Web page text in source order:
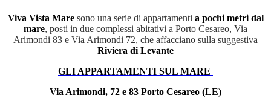
Viva Vista Maresono una serie di appartamenti a pochi metri dal
mare, posti in due complessi abitativi a Porto Cesareo, Via
Arimondi 83 e Via Arimondi 72, che affacciano sulla suggestiva
Riviera di Levante
GLI APPARTAMENTI SUL MARE
Via Arimondi, 72 e 83 Porto Cesareo (LE)